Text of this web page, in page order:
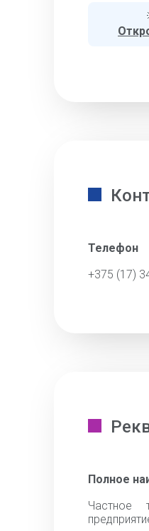
Телефон
+375 (17)
Полное
Частное